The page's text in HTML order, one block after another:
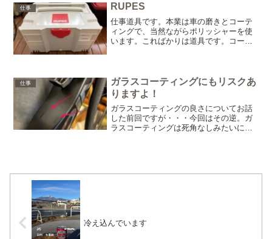
仕事 RUPES
仕事道具です。本業は車の磨きとコーテ
ィングで、当然ながらポリッシャーを使
います。こればかりは道具です。コーテ
クションとダブルアクショ...
仕事
ガラスコーティングにもリスクあ
りますよ！
ガラスコーティングの良さについてお話
した前回ですが・・・今回はその逆。ガ
ラスコーティングは死角なしみたいに思
冷え込んでいます